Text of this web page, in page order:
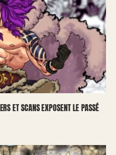
ET SCANS EXPOSENT LE PASSÉ